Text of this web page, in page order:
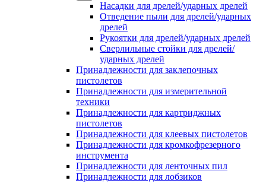
Насадки для дрелей/ударных дрелей
Отведение пыли для дрелей/ударных
дрелей
Рукоятки для дрелей/ударных дрелей
Сверлильные стойки для дрелей/
ударных дрелей
Принадлежности для заклепочных
пистолетов
Принадлежности для измерительной
техники
Принадлежности для картриджных
пистолетов
Принадлежности для клеевых пистолетов
Принадлежности для кромкофрезерного
инструмента
Принадлежности для ленточных пил
Принадлежности для лобзиков